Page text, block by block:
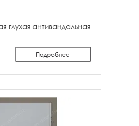
глухая антивандальная
Подробнее